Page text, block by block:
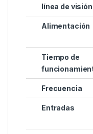
línea de visión
Alimentación
Tiempo de
Frecuencia
Entradas